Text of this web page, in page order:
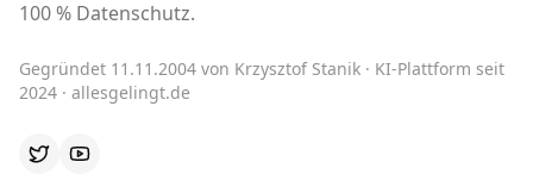
100 % Datenschutz.
Gegründet 11.11.2004 von Krzysztof Stanik · KI-Plattform seit
2024 · allesgelingt.de